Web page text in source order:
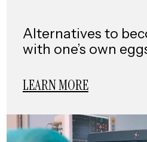
Alternatives to
with one’s own
LEARN MORE